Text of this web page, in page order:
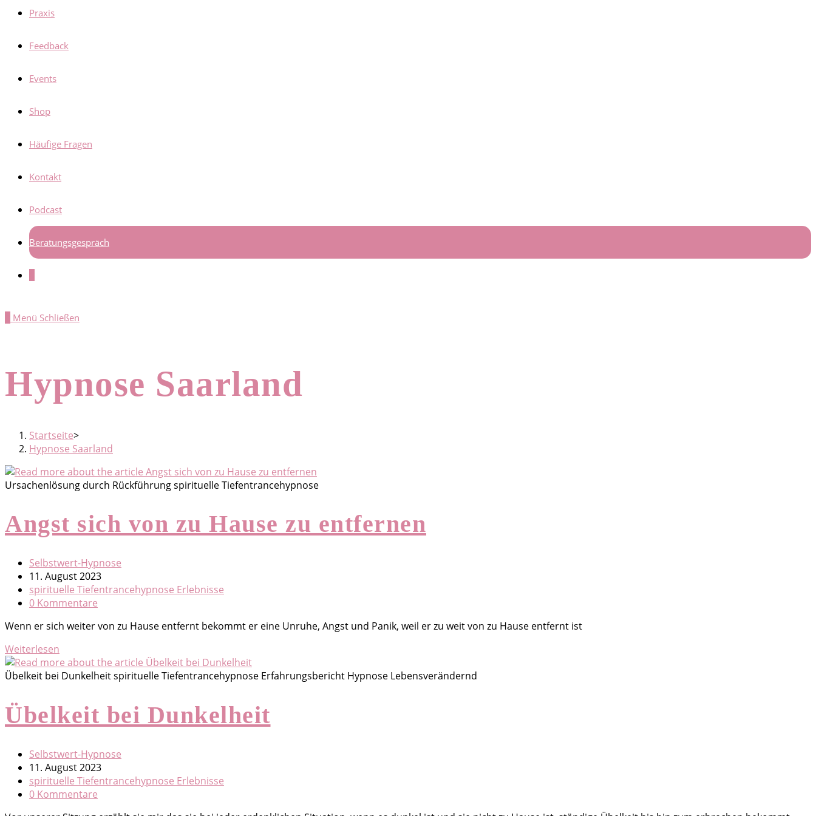
Praxis
Feedback
Events
Shop
Häufige Fragen
Kontakt
Podcast
Beratungsgespräch
Menü Schließen
Hypnose Saarland
Startseite>
Hypnose Saarland
Ursachenlösung durch Rückführung spirituelle Tiefentrancehypnose
Angst sich von zu Hause zu entfernen
Beitrags-
Autor:
Selbstwert-Hypnose
Beitrag
veröffentlicht:
11. August 2023
Beitrags-
Kategorie:
spirituelle Tiefentrancehypnose Erlebnisse
Beitrags-
0 Kommentare
Wenn er sich weiter von zu Hause entfernt bekommt er eine Unruhe, Angst und Panik, weil er zu weit von zu Hause entfernt ist
Weiterlesen
sich
von
zu
entfernen
Übelkeit bei Dunkelheit spirituelle Tiefentrancehypnose Erfahrungsbericht Hypnose Lebensverändernd
Übelkeit bei Dunkelheit
Beitrags-
Autor:
Selbstwert-Hypnose
Beitrag
veröffentlicht:
11. August 2023
Beitrags-
Kategorie:
spirituelle Tiefentrancehypnose Erlebnisse
Beitrags-
0 Kommentare